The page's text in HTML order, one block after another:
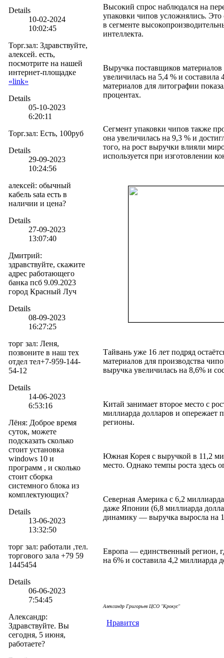
Details
10-02-2024
10:02:45
Торг.зал: Здравствуйте,
алексей. есть,
посмотрите на нашей
интернет-площадке
«link»
Details
05-10-2023
6:20:11
Торг.зал: Есть, 100руб
Details
29-09-2023
10:24:56
алексей: обычный
кабель sata есть в
наличии и цена?
Details
27-09-2023
13:07:40
Дмитрий:
здравствуйте, скажите
адрес работающего
банка псб 9.09.2023
город Красный Луч
Details
08-09-2023
16:27:25
торг зал: Леня,
позвоните в наш тех
отдел тел+7-959-144-
54-12
Details
14-06-2023
6:53:16
Лёня: Доброе время
суток, можете
подсказать сколько
стоит установка
windows 10 и
программ , и сколько
стоит сборка
системного блока из
комплектующих?
Details
13-06-2023
13:32:50
торг зал: работали ,тел.
торгового зала +79 59
1445454
Details
06-06-2023
7:54:45
Александр:
Здравствуйте. Вы
сегодня, 5 июня,
работаете?
Высокий спрос наблюдался на
упаковки чипов усложнялись. Это
в сегменте
интеллекта.
Выручка поставщиков
увеличилась на 5,4 % и
материалов для литографии
процентах.
Сегмент упаковки чипов также
она увеличилась на 9,3 % и
того, на рост выручки влияли
используется при изготовлении
Тайвань уже 16 лет подряд
материалов для производства
выручка увеличилась на 8,6% и
Китай занимает второе место с
миллиарда долларов и опережает
регионы.
Южная Корея с выручкой в 11,2
место. Однако темпы роста здесь
Северная Америка с 6,2
даже Японии (6,8 миллиарда
динамику — выручка выросла на
Европа — единственный регион,
на 6% и составила 4,2 миллиарда
Александр Григорьев ЦСО "Крокус"
Нравится